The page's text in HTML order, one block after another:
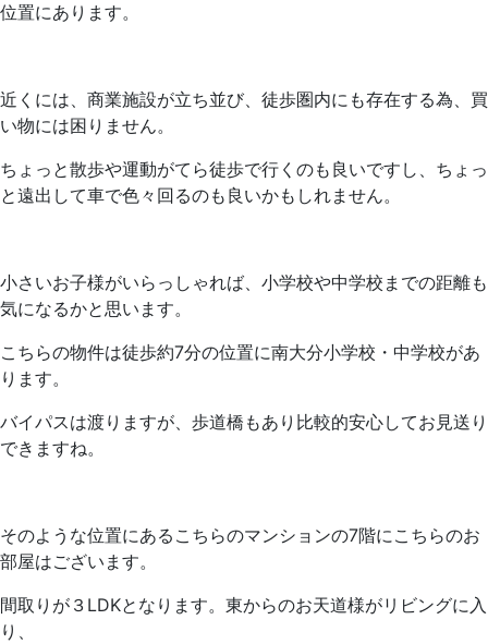
位置にあります。
近くには、商業施設が立ち並び、徒歩圏内にも存在する為、買
い物には困りません。
ちょっと散歩や運動がてら徒歩で行くのも良いですし、ちょっ
と遠出して車で色々回るのも良いかもしれません。
小さいお子様がいらっしゃれば、小学校や中学校までの距離も
気になるかと思います。
こちらの物件は徒歩約7分の位置に南大分小学校・中学校があ
ります。
バイパスは渡りますが、歩道橋もあり比較的安心してお見送り
できますね。
そのような位置にあるこちらのマンションの7階にこちらのお
部屋はございます。
間取りが３LDKとなります。東からのお天道様がリビングに入
り、